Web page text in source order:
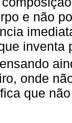
e não
inventa
onde
que